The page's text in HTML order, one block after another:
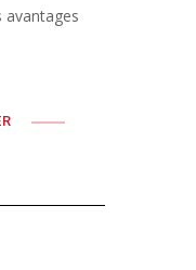
avantages